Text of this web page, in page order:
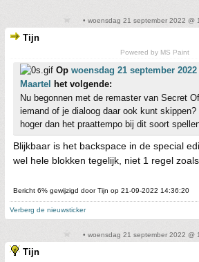
• woensdag 21 september 2022 @
Tijn
Powered by MS Paint
Op woensdag 21 september 2022
Maartel
het volgende:
Nu begonnen met de remaster van Secret
iemand of je dialoog daar ook kunt
hoger dan het praattempo bij dit soort
Blijkbaar is het backspace in de special
wel hele blokken tegelijk, niet 1 regel
Bericht 6% gewijzigd door Tijn op 21-09-2022 14:36:20
Verberg de nieuwsticker
• woensdag 21 september 2022 @
Tijn